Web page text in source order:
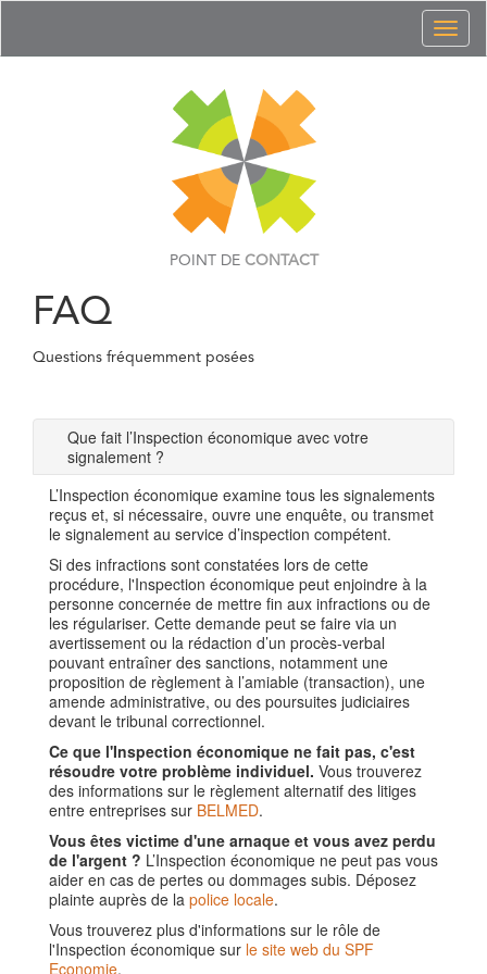
POINT DE CONTACT
FAQ
Questions fréquemment posées
Que fait l’Inspection économique avec votre
signalement ?
L’Inspection économique examine tous les signalements
reçus et, si nécessaire, ouvre une enquête, ou transmet
le signalement au service d’inspection compétent.
Si des infractions sont constatées lors de cette
procédure, l'Inspection économique peut enjoindre à la
personne concernée de mettre fin aux infractions ou de
les régulariser. Cette demande peut se faire via un
avertissement ou la rédaction d’un procès-verbal
pouvant entraîner des sanctions, notamment une
proposition de règlement à l’amiable (transaction), une
amende administrative, ou des poursuites judiciaires
devant le tribunal correctionnel.
Ce que l'Inspection économique ne fait pas, c'est
résoudre votre problème individuel. Vous trouverez
des informations sur le règlement alternatif des litiges
entre entreprises sur BELMED.
Vous êtes victime d'une arnaque et vous avez perdu
de l'argent ? L’Inspection économique ne peut pas vous
aider en cas de pertes ou dommages subis. Déposez
plainte auprès de la police locale.
Vous trouverez plus d'informations sur le rôle de
l'Inspection économique sur le site web du SPF
Economie.